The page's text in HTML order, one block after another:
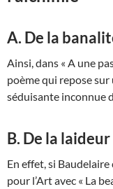
A. De la
Ainsi, dans « A une
poème qui repose
séduisante inconnue
B. De la
En effet, si Baudelaire
pour l’Art avec « La